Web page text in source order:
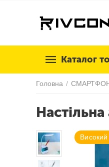
Каталог
Головна /